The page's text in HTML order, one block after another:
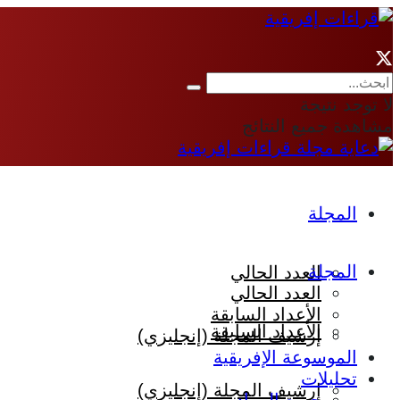
لا توجد نتيجة
مشاهدة جميع النتائج
المجلة
العدد الحالي
الأعداد السابقة
إرشيف المجلة (إنجليزي)
المجلة
العدد الحالي
الأعداد السابقة
إرشيف المجلة (إنجليزي)
الموسوعة الإفريقية
تحليلات